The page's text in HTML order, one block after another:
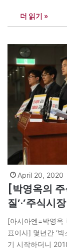
래말처럼 예전에
음 동전을 넣을 때
더 읽기 »
April 20, 2020
[박영옥의
질’·’주식시
[아시아엔=박영옥
표이사] 몇년간 ‘
기 시작하더니